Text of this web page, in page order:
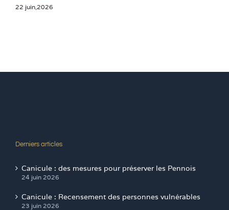
22 juin,2026
Derniers articles
Canicule : des mesures pour préserver les Pennois
24 juin 2026
Canicule : Recensement des personnes vulnérables
23 juin 2026